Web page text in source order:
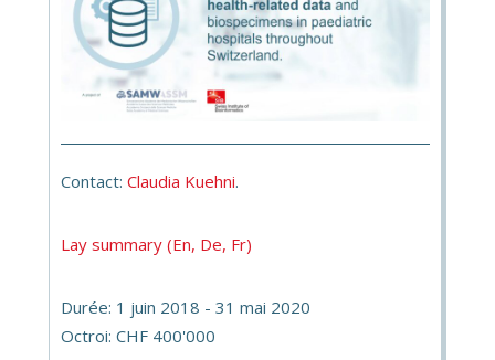
Contact: Claudia Kuehni.
Lay summary (En, De, Fr)
Durée: 1 juin 2018 - 31 mai 2020
Octroi: CHF 400'000